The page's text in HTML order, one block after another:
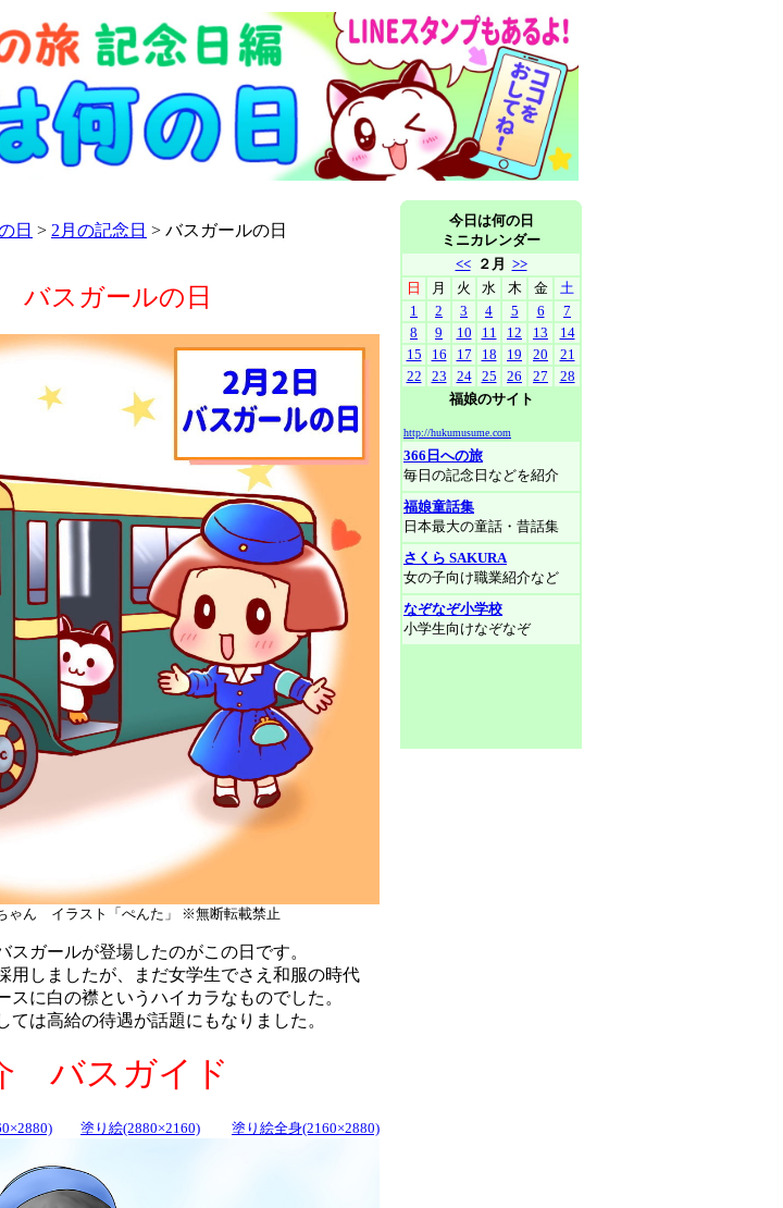
日 > 2月の記念日 > バスガールの日
バスガールの日
ゃん イラスト「ぺんた」 ※無断転載禁止
ガールが登場したのがこの日です。
しましたが、まだ女学生でさえ和服の時代
に白の襟というハイカラなものでした。
は高給の待遇が話題にもなりました。
バスガイド
塗り絵(2880×2160) 塗り絵全身(2160×2880)
今日は何の日
ミニカレンダー
<<
２月 >>
日
月 火 水 木 金
土
1
2 3 4 5 6
7
8
9 10 11 12 13
14
15
16 17 18 19 20
21
22
23 24 25 26 27
28
福娘のサイト
http://hukumusume.com
366日への旅
毎日の記念日などを紹介
福娘童話集
日本最大の童話・昔話集
さくら SAKURA
女の子向け職業紹介など
なぞなぞ小学校
小学生向けなぞなぞ